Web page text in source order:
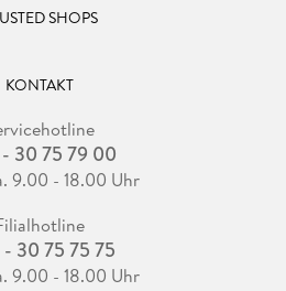
SHOPS
KONTAKT
30 75 79 00
9.00 - 18.00 Uhr
30 75 75 75
9.00 - 18.00 Uhr